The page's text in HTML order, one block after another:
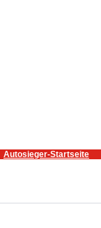
Autosieger-Startseite